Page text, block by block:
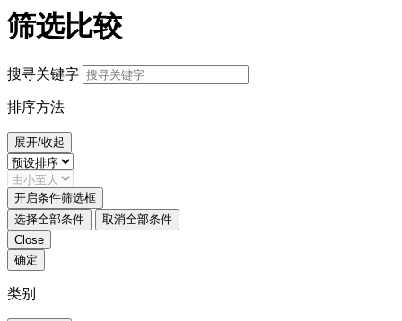
筛选比较
搜寻关键字
排序方法
展开/收起
开启条件筛选框
选择全部条件
取消全部条件
Close
确定
类别